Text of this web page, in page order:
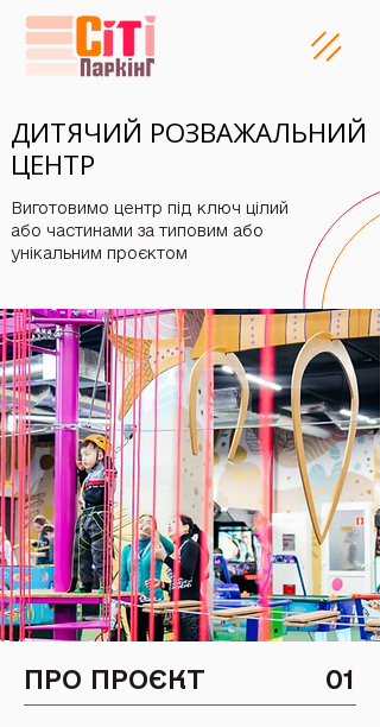
ДИТЯЧИЙ РОЗВАЖАЛЬНИЙ
ЦЕНТР
ДИТЯЧИЙ РОЗВАЖАЛЬНИЙ
ЦЕНТР
Виготовимо центр під ключ цілий
або частинами за типовим або
унікальним проєктом
ПРО ПРОЄКТ 01